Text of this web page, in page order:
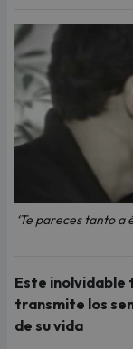
‘Te pareces tanto a
Este inolvidable
transmite los
de su vida